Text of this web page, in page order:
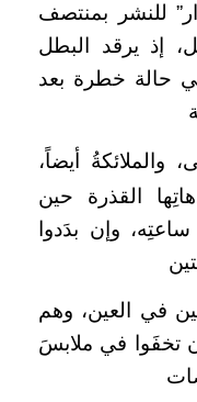
للنشر بمنتصف
إذ يرقد البطل
حالة خطرة بعد
أيضاً،
القذرة حين
وإن بدَدوا
في العين، وهم
تخفَوا في ملابسَ